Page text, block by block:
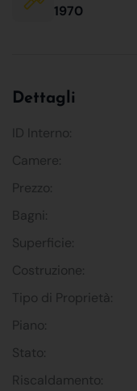
1970
Dettagli
ID Interno:
Camere:
Prezzo:
Bagni:
Superficie:
Costruzione:
Tipo di Proprietà:
Piano:
Stato:
Riscaldamento: